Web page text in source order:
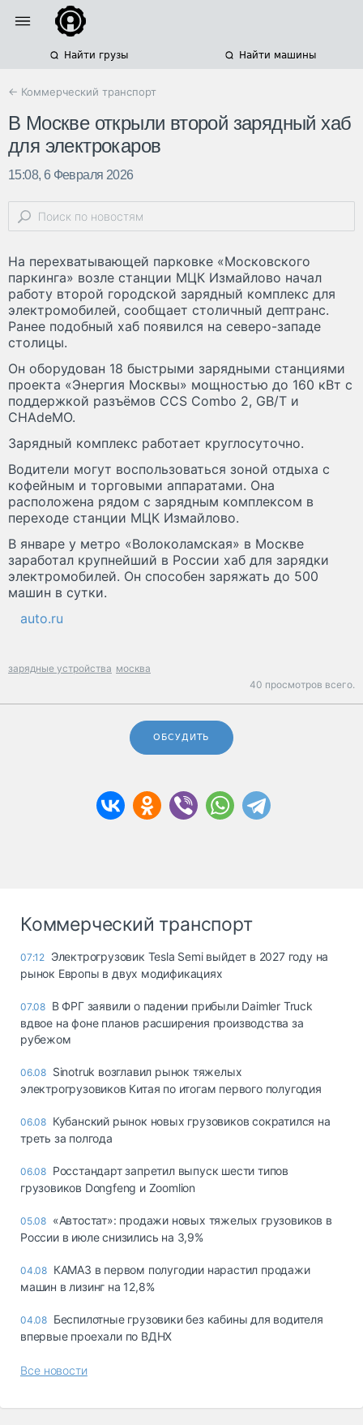
Найти грузы Найти машины
← Коммерческий транспорт
В Москве открыли второй зарядный хаб
для электрокаров
15:08, 6 Февраля 2026
На перехватывающей парковке «Московского
паркинга» возле станции МЦК Измайлово начал
работу второй городской зарядный комплекс для
электромобилей, сообщает столичный дептранс.
Ранее подобный хаб появился на северо-западе
столицы.
Он оборудован 18 быстрыми зарядными станциями
проекта «Энергия Москвы» мощностью до 160 кВт с
поддержкой разъёмов CCS Combo 2, GB/T и
CHAdeMO.
Зарядный комплекс работает круглосуточно.
Водители могут воспользоваться зоной отдыха с
кофейным и торговыми аппаратами. Она
расположена рядом с зарядным комплексом в
переходе станции МЦК Измайлово.
В январе у метро «Волоколамская» в Москве
заработал крупнейший в России хаб для зарядки
электромобилей. Он способен заряжать до 500
машин в сутки.
auto.ru
зарядные устройства москва
40 просмотров всего.
ОБСУДИТЬ
Коммерческий транспорт
07:12 Электрогрузовик Tesla Semi выйдет в 2027 году на
рынок Европы в двух модификациях
07.08 В ФРГ заявили о падении прибыли Daimler Truck
вдвое на фоне планов расширения производства за
рубежом
06.08 Sinotruk возглавил рынок тяжелых
электрогрузовиков Китая по итогам первого полугодия
06.08 Кубанский рынок новых грузовиков сократился на
треть за полгода
06.08 Росстандарт запретил выпуск шести типов
грузовиков Dongfeng и Zoomlion
05.08 «Автостат»: продажи новых тяжелых грузовиков в
России в июле снизились на 3,9%
04.08 КАМАЗ в первом полугодии нарастил продажи
машин в лизинг на 12,8%
04.08 Беспилотные грузовики без кабины для водителя
впервые проехали по ВДНХ
Все новости